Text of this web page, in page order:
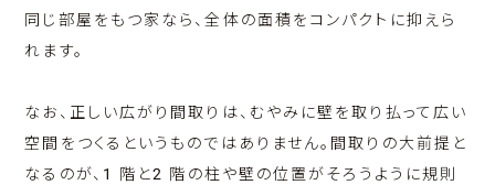
同じ部屋をもつ家なら、全体の面積をコンパクトに抑えら
れます。
なお、正しい広がり間取りは、むやみに壁を取り払って広い
空間をつくるというものではありません。間取りの大前提と
なるのが、1 階と2 階の柱や壁の位置がそろうように規則